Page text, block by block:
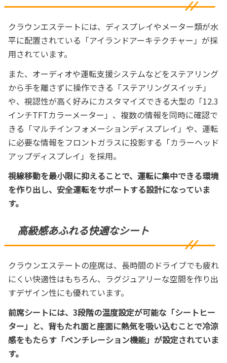
クラウンエステートには、ディスプレイやメーター類が水
平に配置されている「アイランドアーキテクチャー」が採
用されています。
また、オーディオや運転支援システムなどをステアリング
から手を離さずに操作できる「ステアリングスイッチ」
や、視認性が高く好みにカスタマイズできる大型の「12.3
インチTFTカラーメーター」、複数の情報を同時に確認で
きる「マルチインフォメーションディスプレイ」や、運転
に必要な情報をフロントガラスに投影する「カラーヘッド
アップディスプレイ」を採用。
視線移動を最小限に抑えることで、運転に集中できる環境
を作り出し、安全運転をサポートする設計になっていま
す。
高級感あふれる快適なシート
クラウンエステートの座席は、長時間のドライブでも疲れ
にくい快適性はもちろん、ラグジュアリーな空間を作り出
すデザイン性にも優れています。
前席シートには、3段階の温度設定が可能な「シートヒー
ター」と、背もたれ面と座面に熱気を吸い込むことで冷涼
感をもたらす「ベンチレーション機能」が設定されていま
す。